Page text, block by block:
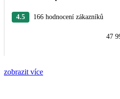
4.5 166 hodnocení zákazníků
47
zobrazit více